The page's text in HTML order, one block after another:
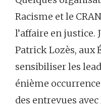
Racisme et le
l’affaire en justice.
Patrick Lozès, aux
sensibiliser les
énième
des entrevues